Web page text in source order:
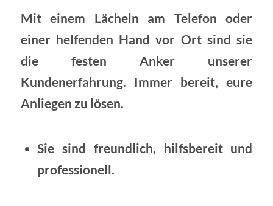
Mit einem Lächeln am Telefon oder
einer helfenden Hand vor Ort sind sie
die festen Anker unserer
Kundenerfahrung. Immer bereit, eure
Anliegen zu lösen.
Sie sind freundlich, hilfsbereit und
professionell.